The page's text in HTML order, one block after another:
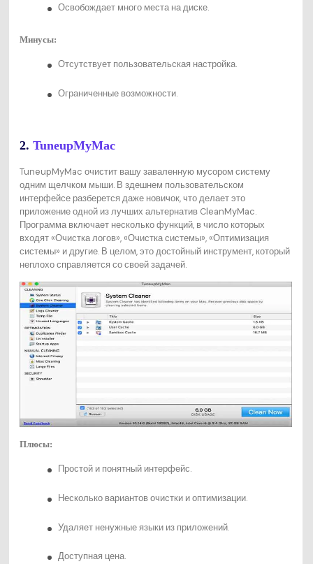
Освобождает много места на диске.
Минусы:
Отсутствует пользовательская настройка.
Ограниченные возможности.
2. TuneupMyMac
TuneupMyMac очистит вашу заваленную мусором систему
одним щелчком мыши. В здешнем пользовательском
интерфейсе разберется даже новичок, что делает это
приложение одной из лучших альтернатив CleanMyMac.
Программа включает несколько функций, в число которых
входят «Очистка логов», «Очистка системы», «Оптимизация
системы» и другие. В целом, это достойный инструмент, который
неплохо справляется со своей задачей.
Плюсы:
Простой и понятный интерфейс.
Несколько вариантов очистки и оптимизации.
Удаляет ненужные языки из приложений.
Доступная цена.